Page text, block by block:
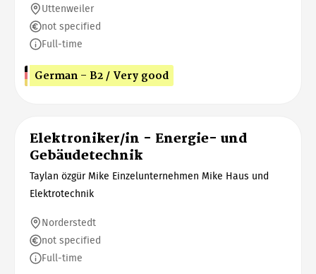
Uttenweiler
not specified
Full-time
German - B2 / Very good
Elektroniker/in - Energie- und
Gebäudetechnik
Taylan özgür Mike Einzelunternehmen Mike Haus und
Elektrotechnik
Norderstedt
not specified
Full-time